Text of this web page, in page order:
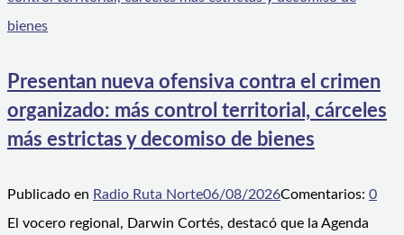
Presentan nueva ofensiva contra el crimen
organizado: más control territorial, cárceles
más estrictas y decomiso de bienes
Publicado en Radio Ruta Norte06/08/2026Comentarios: 0
El vocero regional, Darwin Cortés, destacó que la Agenda